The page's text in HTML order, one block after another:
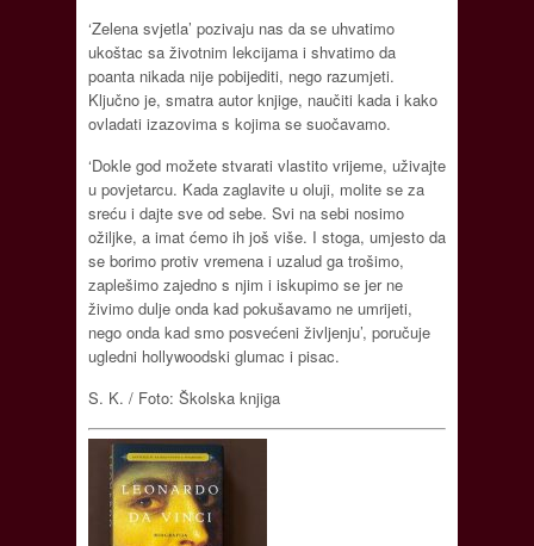
‘Zelena svjetla’ pozivaju nas da se uhvatimo
ukoštac sa životnim lekcijama i shvatimo da
poanta nikada nije pobijediti, nego razumjeti.
Ključno je, smatra autor knjige, naučiti kada i kako
ovladati izazovima s kojima se suočavamo.
‘Dokle god možete stvarati vlastito vrijeme, uživajte
u povjetarcu. Kada zaglavite u oluji, molite se za
sreću i dajte sve od sebe. Svi na sebi nosimo
ožiljke, a imat ćemo ih još više. I stoga, umjesto da
se borimo protiv vremena i uzalud ga trošimo,
zaplešimo zajedno s njim i iskupimo se jer ne
živimo dulje onda kad pokušavamo ne umrijeti,
nego onda kad smo posvećeni življenju’, poručuje
ugledni hollywoodski glumac i pisac.
S. K. / Foto: Školska knjiga